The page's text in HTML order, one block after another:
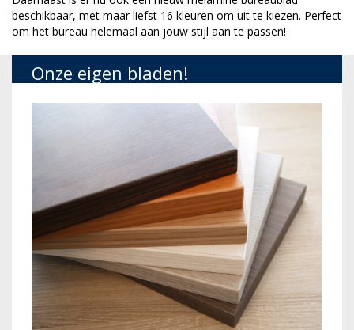
beschikbaar, met maar liefst 16 kleuren om uit te kiezen. Perfect
om het bureau helemaal aan jouw stijl aan te passen!
Onze eigen bladen!